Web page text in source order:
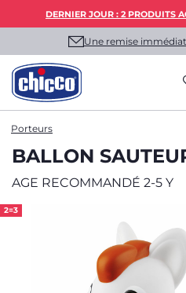
DERNIER JOUR : 2 PRODUITS
Une remise
Porteurs
BALLON
AGE RECOMMANDÉ 2-5 Y
2=3